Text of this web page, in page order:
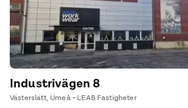
Industrivägen 8
Västerslätt, Umeå • LEAB Fastigheter